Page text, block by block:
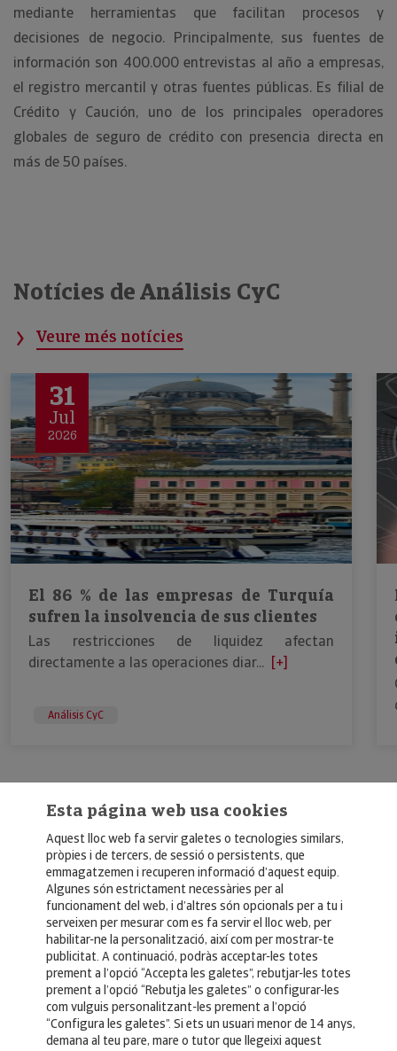
mediante herramientas que facilitan procesos y
decisiones de negocio. Principalmente, sus fuentes de
información son 400.000 entrevistas al año a empresas,
el registro mercantil y otras fuentes públicas. Es filial de
Crédito y Caución, uno de los principales operadores
globales de seguro de crédito con presencia directa en
más de 50 países.
Notícies de Análisis CyC
Veure més notícies
31
Jul
2026
El 86 % de las empresas de Turquía
sufren la insolvencia de sus clientes
Las restricciones de liquidez afectan
directamente a las operaciones diar... [+]
Análisis CyC
© Copyright 2026, Crédito y Caución
Aviso Legal
Política de Privacidad
RGPD
Política de Cookies
Esta página web usa cookies
Aquest lloc web fa servir galetes o tecnologies similars,
pròpies i de tercers, de sessió o persistents, que
emmagatzemen i recuperen informació d’aquest equip.
Algunes són estrictament necessàries per al
funcionament del web, i d’altres són opcionals per a tu i
serveixen per mesurar com es fa servir el lloc web, per
habilitar-ne la personalització, així com per mostrar-te
publicitat. A continuació, podràs acceptar-les totes
prement a l’opció “Accepta les galetes”, rebutjar-les totes
prement a l’opció “Rebutja les galetes” o configurar-les
com vulguis personalitzant-les prement a l’opció
“Configura les galetes”. Si ets un usuari menor de 14 anys,
demana al teu pare, mare o tutor que llegeixi aquest